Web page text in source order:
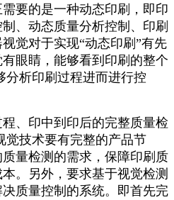
的是一种动态印刷，即印
、动态质量分析控制、印刷
觉对于实现“动态印刷”有先
眼睛，能够看到印刷的整个
分析印刷过程进而进行控
印中到印后的完整质量检
觉技术要有完整的产品节
量检测的需求，保障印刷质
。另外，要求基于视觉检测
质量控制的系统。即首先完